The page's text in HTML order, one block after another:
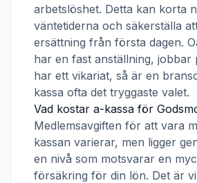
arbetslöshet. Detta kan korta
väntetiderna och säkerställa
ersättning från första dagen.
har en fast anställning, jobbar
har ett vikariat, så är en
kassa ofta det tryggaste valet.
Vad kostar a-kassa för
Medlemsavgiften för att vara
kassan varierar, men ligger
en nivå som motsvarar en
försäkring för din lön. Det är